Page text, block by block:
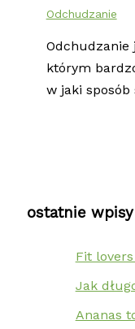
Odchudzanie
Odchudzanie
którym
w jaki sposób
ostatnie wpisy
Fit
Jak
Ananas